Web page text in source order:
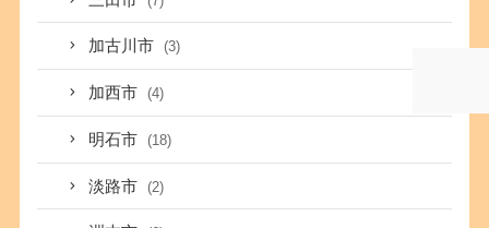
加古川市 (3)
加西市 (4)
明石市 (18)
淡路市 (2)